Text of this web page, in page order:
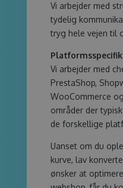
Vi arbejder med
tydelig
tryg hele vejen til
Vi arbejder med
PrestaShop,
WooCommerce
områder der
de forskellige
Uanset om du
kurve, lav
ønsker at